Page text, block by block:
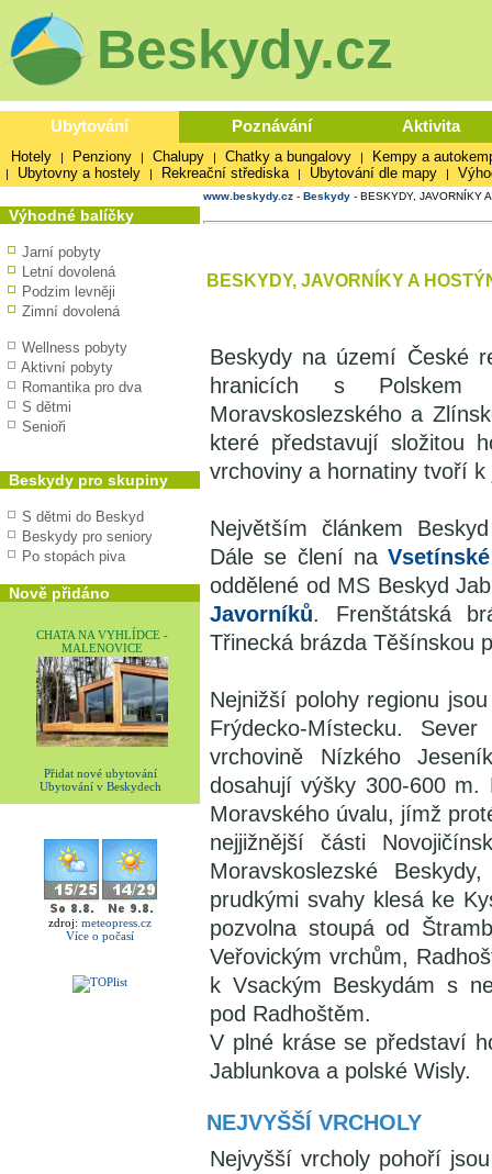
Beskydy.cz
Ubytování Poznávání Aktivita
Hotely | Penziony | Chalupy | Chatky a bungalovy | Kempy a
| Ubytovny a hostely | Rekreační střediska | Ubytování dle mapy |
Výhodné balíčky
Jarní pobyty
Letní dovolená
Podzim levněji
Zimní dovolená
Wellness pobyty
Aktivní pobyty
Romantika pro dva
S dětmi
Senioři
Beskydy pro skupiny
S dětmi do Beskyd
Beskydy pro seniory
Po stopách piva
Nově přidáno
CHATA NA VYHLÍDCE -
MALENOVICE
Přidat nové ubytování
Ubytování v Beskydech
zdroj: meteopress.cz
Více o počasí
www.beskydy.cz - Beskydy - BESKYDY, JAVORNÍKY
BESKYDY, JAVORNÍKY A
Beskydy na území České
hranicích s
Moravskoslezského a
které představují složitou
vrchoviny a hornatiny tvoří
Největším článkem
Dále se člení na
oddělené od MS Beskyd
Javorníků. Frenštátská
Třinecká brázda Těšínskou
Nejnižší polohy regionu
Frýdecko-Místecku.
vrchovině Nízkého
dosahují výšky 300-600 m.
Moravského úvalu, jímž
nejjižnější části
Moravskoslezské
prudkými svahy klesá ke
pozvolna stoupá od
Veřovickým vrchům,
k Vsackým Beskydám s
pod Radhoštěm.
V plné kráse se představí
Jablunkova a polské Wisly.
NEJVYŠŠÍ VRCHOLY
Nejvyšší vrcholy pohoří